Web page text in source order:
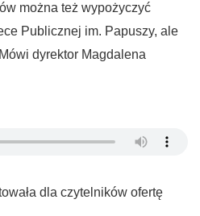
można też wypożyczyć
Publicznej im. Papuszy, ale
dyrektor Magdalena
dla czytelników ofertę